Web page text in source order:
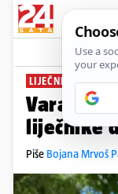
LIJEČNICI
liječnike
Piše Bojana Mrvoš